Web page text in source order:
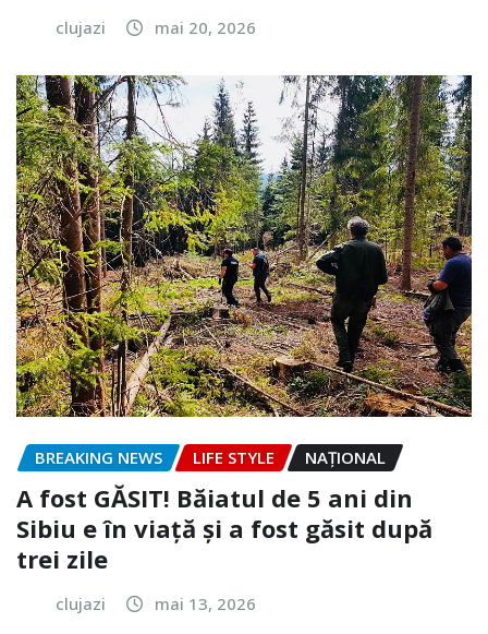
clujazi mai 20, 2026
BREAKING NEWS LIFE STYLE NAŢIONAL
A fost GĂSIT! Băiatul de 5 ani din
Sibiu e în viață și a fost găsit după
trei zile
clujazi mai 13, 2026